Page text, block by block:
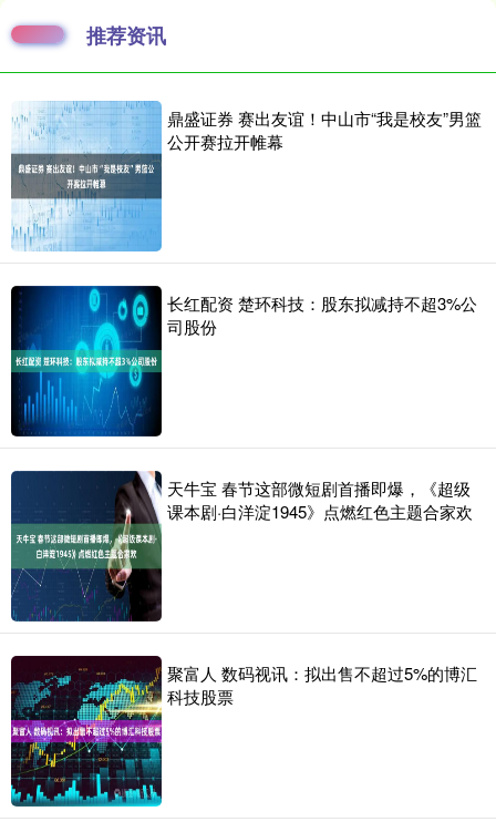
推荐资讯
鼎盛证券 赛出友谊！中山市“我是校友”男篮
公开赛拉开帷幕
长红配资 楚环科技：股东拟减持不超3%公
司股份
天牛宝 春节这部微短剧首播即爆，《超级
课本剧·白洋淀1945》点燃红色主题合家欢
聚富人 数码视讯：拟出售不超过5%的博汇
科技股票